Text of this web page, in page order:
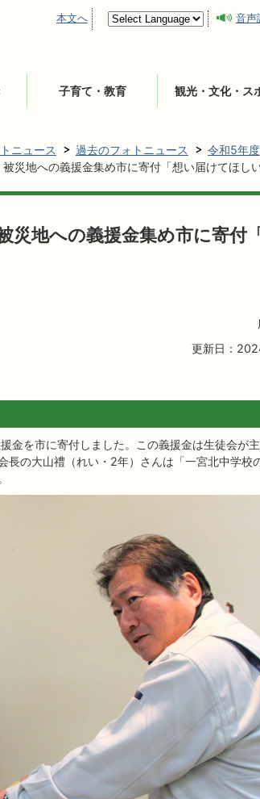
本文へ 音声
子育て・教育 観光・文化・ス
ニュース 過去のフォトニュース
令和5年度
災地への義援金集め市に寄付「想い届けてほしい
災地への義援金集め市に寄付
更新日：
金を市に寄付しました。この義援金は生徒会が
長の大山禮（れい・2年）さんは「一宮北中学校